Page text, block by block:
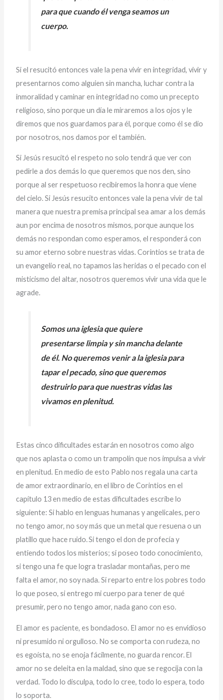
para que cuando él venga seamos un
cuerpo.
Si el resucitó entonces vale la pena vivir en integridad, vivir y
presentarnos como alguien sin mancha, luchar contra la
inmoralidad y caminar en integridad no como un precepto
religioso, sino porque un día le miraremos a los ojos y le
diremos que nos guardamos para él, porque como él se dio
por nosotros, nos damos por el también.
Si Jesús resucitó el respeto no solo tendrá que ver con
pedirle a dos demás lo que queremos que nos den, sino
porque al ser respetuoso recibiremos la honra que viene
del cielo. Si Jesús resucito entonces vale la pena vivir de tal
manera que nuestra premisa principal sea amar a los demás
aun por encima de nosotros mismos, porque aunque los
demás no respondan como esperamos, el responderá con
su amor eterno sobre nuestras vidas. Corintios se trata de
un evangelio real, no tapamos las heridas o el pecado con el
misticismo del altar, nosotros queremos vivir una vida que le
agrade.
Somos una iglesia que quiere
presentarse limpia y sin mancha delante
de él. No queremos venir a la iglesia para
tapar el pecado, sino que queremos
destruirlo para que nuestras vidas las
vivamos en plenitud.
Estas cinco dificultades estarán en nosotros como algo
que nos aplasta o como un trampolín que nos impulsa a vivir
en plenitud. En medio de esto Pablo nos regala una carta
de amor extraordinario, en el libro de Corintios en el
capítulo 13 en medio de estas dificultades escribe lo
siguiente: Si hablo en lenguas humanas y angelicales, pero
no tengo amor, no soy más que un metal que resuena o un
platillo que hace ruido.Si tengo el don de profecía y
entiendo todos los misterios; si poseo todo conocimiento,
si tengo una fe que logra trasladar montañas, pero me
falta el amor, no soy nada. Si reparto entre los pobres todo
lo que poseo, si entrego mi cuerpo para tener de qué
presumir, pero no tengo amor, nada gano con eso.
El amor es paciente, es bondadoso. El amor no es envidioso
ni presumido ni orgulloso. No se comporta con rudeza, no
es egoísta, no se enoja fácilmente, no guarda rencor.El
amor no se deleita en la maldad, sino que se regocija con la
verdad. Todo lo disculpa, todo lo cree, todo lo espera, todo
lo soporta.